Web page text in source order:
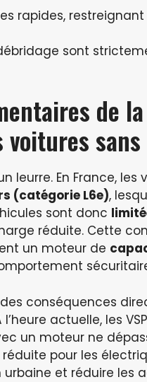
rapides,
sont
de la
leurre. En France, les
(catégorie L6e),
sont donc
réduite. Cette
un moteur de
conséquences
actuelle, les
un moteur ne
pour les
et réduire les